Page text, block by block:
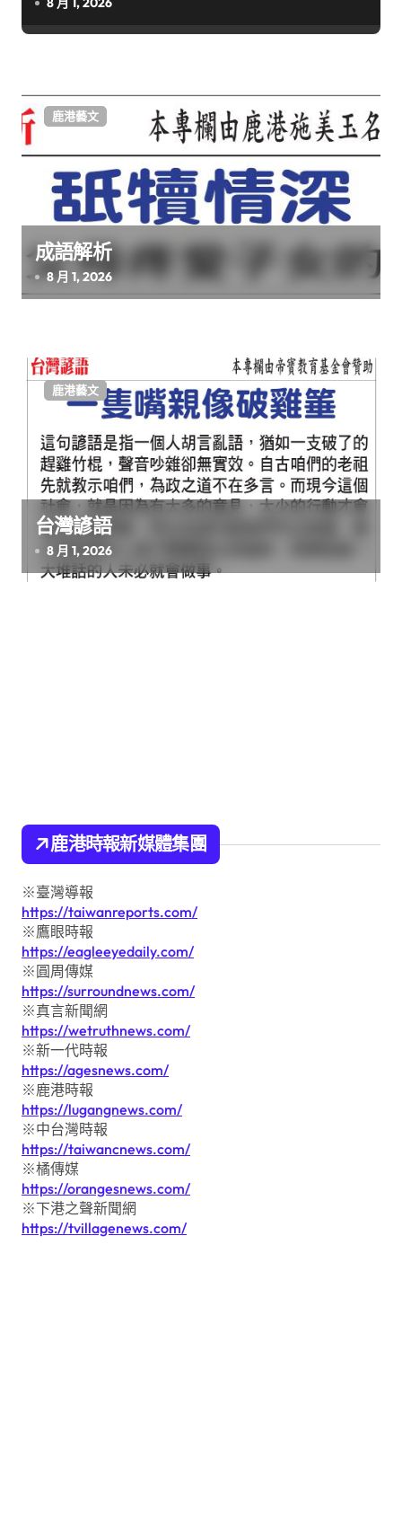
鹿港藝文
成語解析
8 月 1, 2026
鹿港藝文
台灣諺語
8 月 1, 2026
鹿港時報新媒體集團
※臺灣導報
https://taiwanreports.com/
※鷹眼時報
https://eagleeyedaily.com/
※圓周傳媒
https://surroundnews.com/
※真言新聞網
https://wetruthnews.com/
※新一代時報
https://agesnews.com/
※鹿港時報
https://lugangnews.com/
※中台灣時報
https://taiwancnews.com/
※橘傳媒
https://orangesnews.com/
※下港之聲新聞網
https://tvillagenews.com/